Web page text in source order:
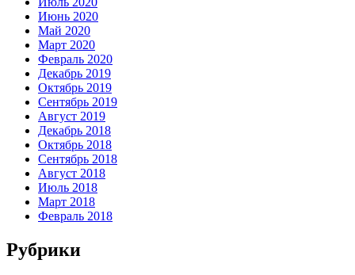
Июнь 2020
Май 2020
Март 2020
Февраль 2020
Декабрь 2019
Октябрь 2019
Сентябрь 2019
Август 2019
Декабрь 2018
Октябрь 2018
Сентябрь 2018
Август 2018
Июль 2018
Март 2018
Февраль 2018
Рубрики